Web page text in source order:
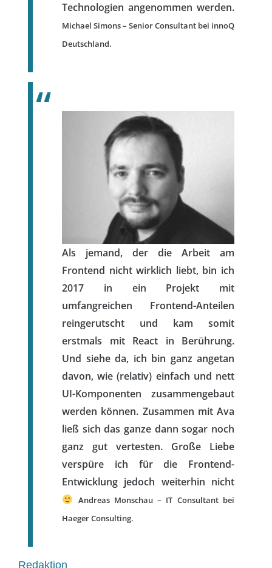
Technologien angenommen werden.
Michael Simons – Senior Consultant bei innoQ
Deutschland.
Als jemand, der die Arbeit am
Frontend nicht wirklich liebt, bin ich
2017 in ein Projekt mit
umfangreichen Frontend-Anteilen
reingerutscht und kam somit
erstmals mit React in Berührung.
Und siehe da, ich bin ganz angetan
davon, wie (relativ) einfach und nett
UI-Komponenten zusammengebaut
werden können. Zusammen mit Ava
ließ sich das ganze dann sogar noch
ganz gut vertesten. Große Liebe
verspüre ich für die Frontend-
Entwicklung jedoch weiterhin nicht
Andreas Monschau – IT Consultant bei
Haeger Consulting.
Redaktion